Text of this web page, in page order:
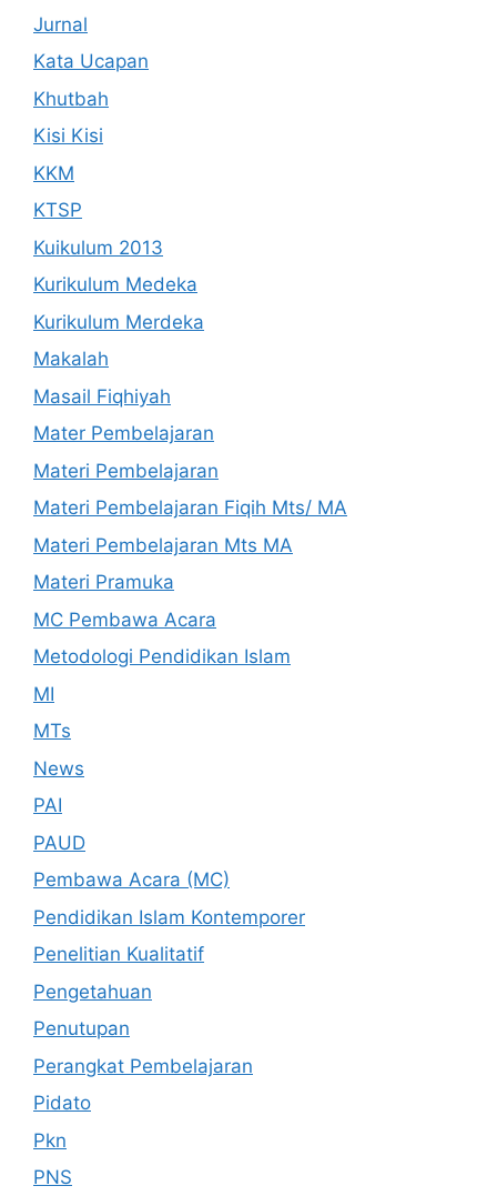
Jurnal
Kata Ucapan
Khutbah
Kisi Kisi
KKM
KTSP
Kuikulum 2013
Kurikulum Medeka
Kurikulum Merdeka
Makalah
Masail Fiqhiyah
Mater Pembelajaran
Materi Pembelajaran
Materi Pembelajaran Fiqih Mts/ MA
Materi Pembelajaran Mts MA
Materi Pramuka
MC Pembawa Acara
Metodologi Pendidikan Islam
MI
MTs
News
PAI
PAUD
Pembawa Acara (MC)
Pendidikan Islam Kontemporer
Penelitian Kualitatif
Pengetahuan
Penutupan
Perangkat Pembelajaran
Pidato
Pkn
PNS